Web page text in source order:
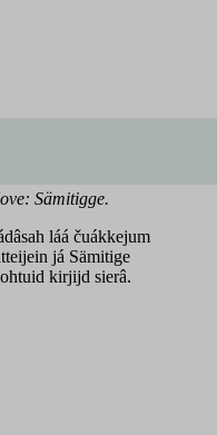
Sämitigge.
láá čuákkejum
já Sämitige
kirjijd sierâ.